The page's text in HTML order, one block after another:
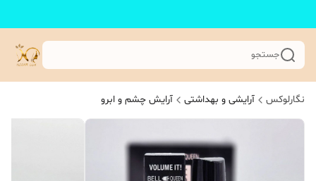
جستجو
نگارلوکس آرایشی و بهداشتی آرایش چشم و ابرو